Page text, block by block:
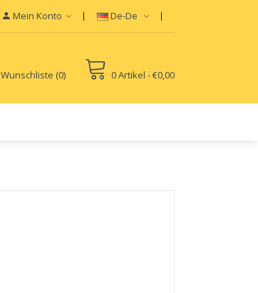
Mein Konto De-De
Wunschliste (0) 0 Artikel - €0,00